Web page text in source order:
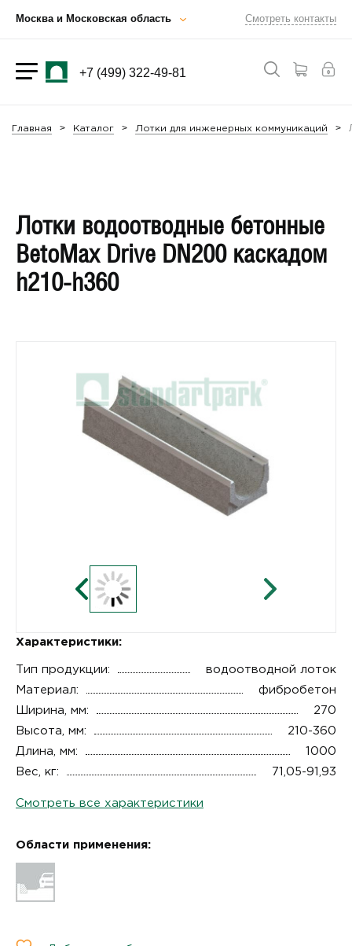
Москва и Московская область Смотреть контакты
+7 (499) 322-49-81
Главная Каталог Лотки для инженерных коммуникаций
Лотки водоотводные бетонные
BetoMax Drive DN200 каскадом
h210-h360
Характеристики:
Тип продукции:
водоотводной лоток
Материал:
фибробетон
Ширина, мм:
270
Высота, мм:
210-360
Длина, мм:
1000
Вес, кг:
71,05-91,93
Смотреть все характеристики
Области применения: